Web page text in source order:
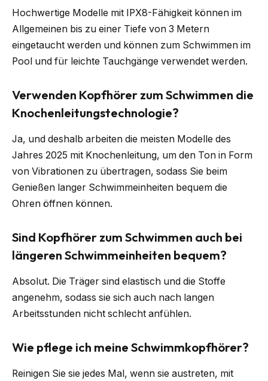
Hochwertige Modelle mit IPX8-Fähigkeit können im
Allgemeinen bis zu einer Tiefe von 3 Metern
eingetaucht werden und können zum Schwimmen im
Pool und für leichte Tauchgänge verwendet werden.
Verwenden Kopfhörer zum Schwimmen die
Knochenleitungstechnologie?
Ja, und deshalb arbeiten die meisten Modelle des
Jahres 2025 mit Knochenleitung, um den Ton in Form
von Vibrationen zu übertragen, sodass Sie beim
Genießen langer Schwimmeinheiten bequem die
Ohren öffnen können.
Sind Kopfhörer zum Schwimmen auch bei
längeren Schwimmeinheiten bequem?
Absolut. Die Träger sind elastisch und die Stoffe
angenehm, sodass sie sich auch nach langen
Arbeitsstunden nicht schlecht anfühlen.
Wie pflege ich meine Schwimmkopfhörer?
Reinigen Sie sie jedes Mal, wenn sie austreten, mit